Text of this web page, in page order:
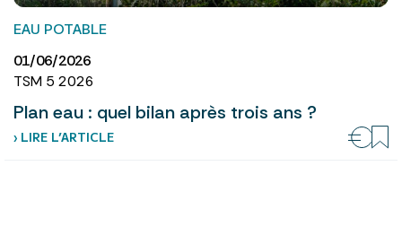
EAU POTABLE
01/06/2026
TSM 5 2026
Plan eau : quel bilan après trois ans ?
› LIRE L’ARTICLE